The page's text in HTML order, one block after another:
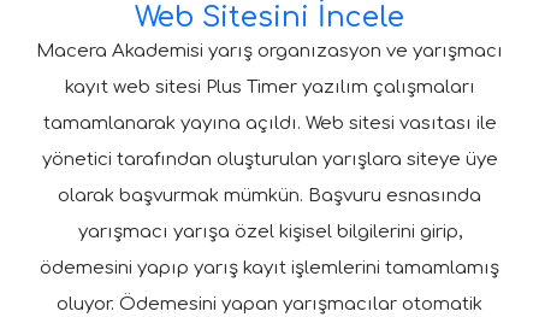
Web Sitesini İncele
Macera Akademisi yarış organızasyon ve yarışmacı
kayıt web sitesi Plus Timer yazılım çalışmaları
tamamlanarak yayına açıldı. Web sitesi vasıtası ile
yönetici tarafından oluşturulan yarışlara siteye üye
olarak başvurmak mümkün. Başvuru esnasında
yarışmacı yarışa özel kişisel bilgilerini girip,
ödemesini yapıp yarış kayıt işlemlerini tamamlamış
oluyor. Ödemesini yapan yarışmacılar otomatik